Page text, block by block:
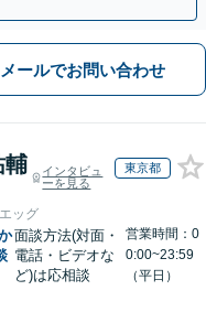
メールでお問い合わせ
輔
インタビュ
ーを見る
東京都
ッグ
面談方法(対面・
電話・ビデオな
ど)は応相談
営業時間：0
0:00~23:59
（平日）